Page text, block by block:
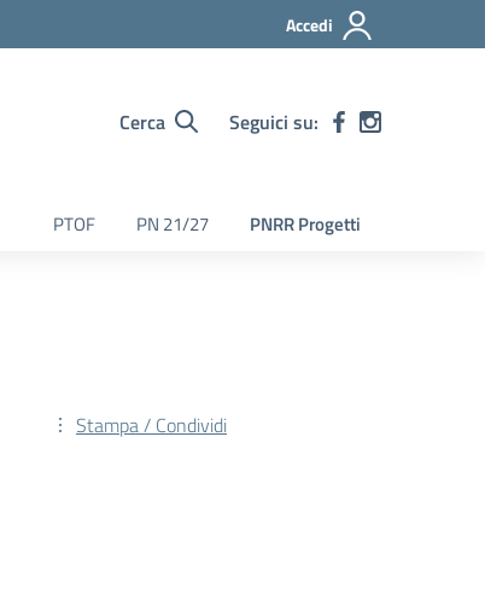
Accedi
Cerca Seguici su:
PTOF PN 21/27 PNRR Progetti
Stampa / Condividi